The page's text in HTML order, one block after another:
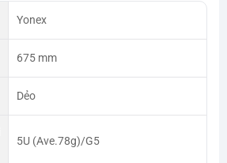
Yonex
675 mm
Dẻo
5U (Ave.78g)/G5